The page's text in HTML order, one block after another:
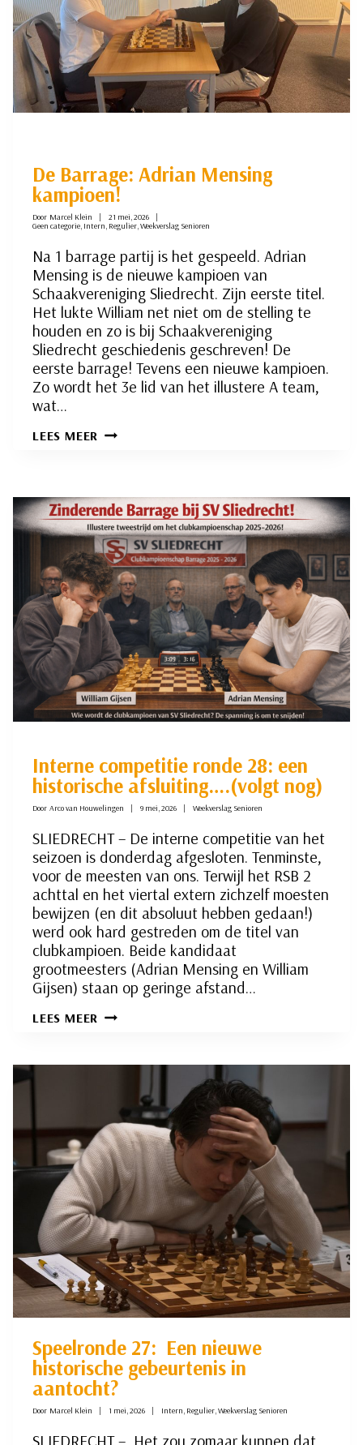
De Barrage: Adrian Mensing
kampioen!
Door Marcel Klein
21 mei, 2026
Geen categorie, Intern, Regulier,Weekverslag Senioren
Na 1 barrage partij is het gespeeld. Adrian
Mensing is de nieuwe kampioen van
Schaakvereniging Sliedrecht. Zijn eerste titel.
Het lukte William net niet om de stelling te
houden en zo is bij Schaakvereniging
Sliedrecht geschiedenis geschreven! De
eerste barrage! Tevens een nieuwe kampioen.
Zo wordt het 3e lid van het illustere A team,
wat…
LEES MEER DE
Interne competitie ronde 28: een
historische afsluiting….(volgt nog)
Door Arco van Houwelingen 9 mei, 2026 Weekverslag Senioren
SLIEDRECHT – De interne competitie van het
seizoen is donderdag afgesloten. Tenminste,
voor de meesten van ons. Terwijl het RSB 2
achttal en het viertal extern zichzelf moesten
bewijzen (en dit absoluut hebben gedaan!)
werd ook hard gestreden om de titel van
clubkampioen. Beide kandidaat
grootmeesters (Adrian Mensing en William
Gijsen) staan op geringe afstand…
LEES MEER INTERNE
AFSLUITING….
(VOLGT
NOG)
Speelronde 27: Een nieuwe
historische gebeurtenis in
aantocht?
Door Marcel Klein 1 mei, 2026 Intern, Regulier,Weekverslag Senioren
SLIEDRECHT – Het zou zomaar kunnen dat